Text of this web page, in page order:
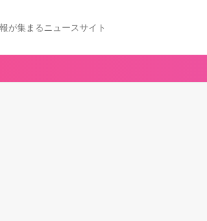
が集まるニュースサイト